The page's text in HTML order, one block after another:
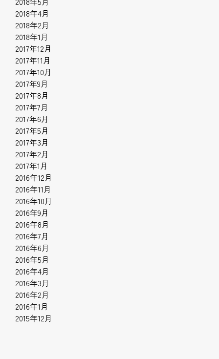
2018年4月
2018年2月
2018年1月
2017年12月
2017年11月
2017年10月
2017年9月
2017年8月
2017年7月
2017年6月
2017年5月
2017年3月
2017年2月
2017年1月
2016年12月
2016年11月
2016年10月
2016年9月
2016年8月
2016年7月
2016年6月
2016年5月
2016年4月
2016年3月
2016年2月
2016年1月
2015年12月